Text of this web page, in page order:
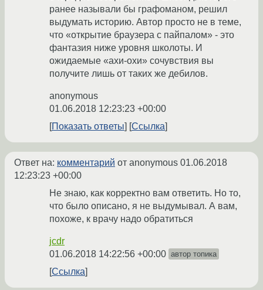
ранее называли бы графоманом, решил
выдумать историю. Автор просто не в теме,
что «открытие браузера с пайпалом» - это
фантазия ниже уровня школоты. И
ожидаемые «ахи-охи» сочувствия вы
получите лишь от таких же дебилов.
anonymous
01.06.2018 12:23:23 +00:00
Показать ответы
Ссылка
Ответ на: комментарий от anonymous 01.06.2018
12:23:23 +00:00
Не знаю, как корректно вам ответить. Но то,
что было описано, я не выдумывал. А вам,
похоже, к врачу надо обратиться
jcdr
01.06.2018 14:22:56 +00:00 автор топика
Ссылка